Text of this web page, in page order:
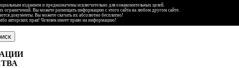
изданием и предназначены исключительно для ознакомительных целей.
ограничений. Вы можете размещать информацию с этого сайта на любом другом сайте.
документы. Вы можете скачать их абсолютно бесплатно!
авторских прав! Человек имеет право на информацию!